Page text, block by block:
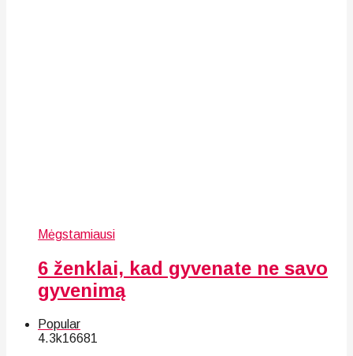
Mėgstamiausi
6 ženklai, kad gyvenate ne savo
gyvenimą
Popular
4.3k16681